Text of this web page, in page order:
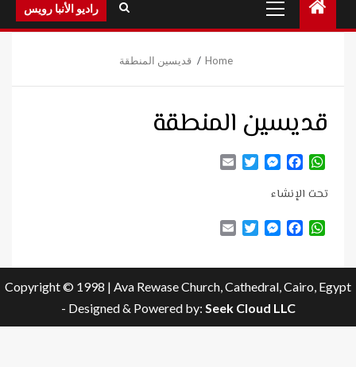
Menu
راديو الأنبا رويس
Home قديسين المنطقة
قديسين المنطقة
WhatsApp
Facebook
Messenger
Twitter
تحت الإنشاء
WhatsApp
Facebook
Messenger
Twitter
Copyright © 1998 | Ava Rewase Church, Cathedral, Cairo, Egypt
- Designed & Powered by: Seek Cloud LLC